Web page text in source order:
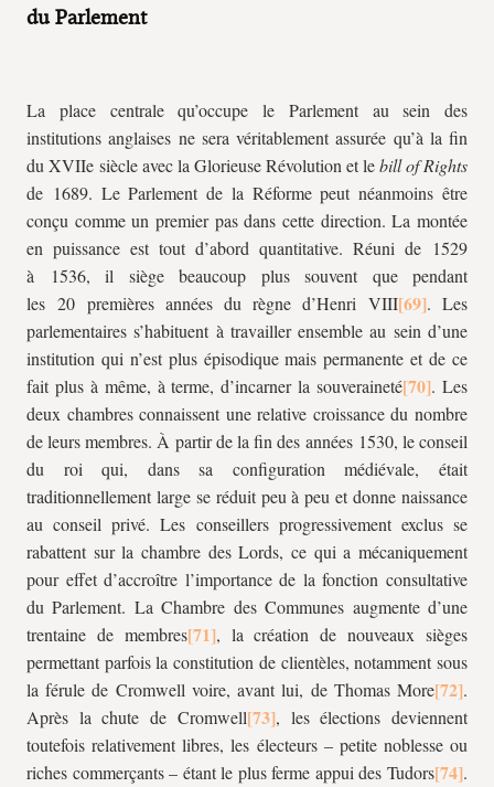
du Parlement
La place centrale qu’occupe le Parlement au sein des
institutions anglaises ne sera véritablement assurée qu’à la fin
du XVIIe siècle avec la Glorieuse Révolution et lebill of Rights
de 1689. Le Parlement de la Réforme peut néanmoins être
conçu comme un premier pas dans cette direction. La montée
en puissance est tout d’abord quantitative. Réuni de 1529
à 1536, il siège beaucoup plus souvent que pendant
les 20 premières années du règne d’Henri VIII
. Les
parlementaires s’habituent à travailler ensemble au sein d’une
institution qui n’est plus épisodique mais permanente et de ce
fait plus à même, à terme, d’incarner la souveraineté
. Les
deux chambres connaissent une relative croissance du nombre
de leurs membres. À partir de la fin des années 1530, le conseil
du roi qui, dans sa configuration médiévale, était
traditionnellement large se réduit peu à peu et donne naissance
au conseil privé. Les conseillers progressivement exclus se
rabattent sur la chambre des Lords, ce qui a mécaniquement
pour effet d’accroître l’importance de la fonction consultative
du Parlement. La Chambre des Communes augmente d’une
trentaine de membres
, la création de nouveaux sièges
permettant parfois la constitution de clientèles, notamment sous
la férule de Cromwell voire, avant lui, de Thomas More
.
Après la chute de Cromwell
, les élections deviennent
toutefois relativement libres, les électeurs – petite noblesse ou
riches commerçants – étant le plus ferme appui des Tudors
.